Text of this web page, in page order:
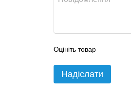
Оцініть товар
Надіслати